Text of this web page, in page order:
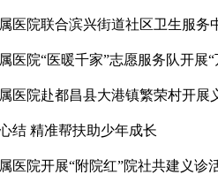
医院联合滨兴街道社区卫生服务
医院“医暖千家”志愿服务队开展
医院赴都昌县大港镇繁荣村开展
结 精准帮扶助少年成长
医院开展“附院红”院社共建义诊